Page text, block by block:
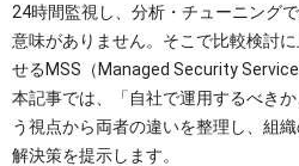
24時間監視し、分析・チューニング
意味がありません。そこで比較検討
せるMSS（Managed Security Service
本記事では、「自社で運用するべき
う視点から両者の違いを整理し、組
解決策を提示します。